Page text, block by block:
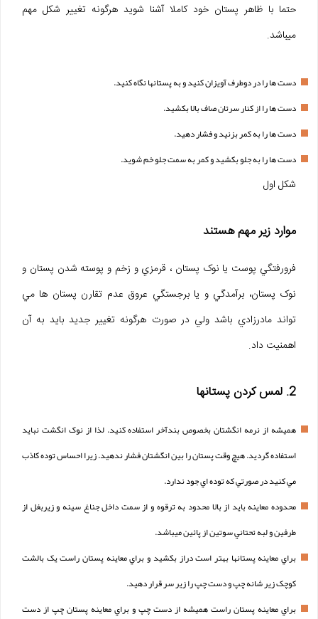
حتما با ظاهر پستان خود کاملا آشنا شويد هرگونه تغيير شکل مهم
ميباشد.
دست ها را در دوطرف آويزان کنيد و به پستانها نگاه کنيد.
دست ها را از کنار سرتان صاف بالا بکشيد.
دست ها را به کمر بزنيد و فشار دهيد.
دست ها را به جلو بکشيد و کمر به سمت جلو خم شويد.
شکل اول
موارد زیر مهم هستند
فرورفتگي پوست يا نوک پستان ، قرمزي و زخم و پوسته شدن پستان و
نوک پستان، برآمدگي و يا برجستگي عروق عدم تقارن پستان ها مي
تواند مادرزادي باشد ولي در صورت هرگونه تغيير جديد بايد به آن
اهمنيت داد.
2. لمس کردن پستانها
هميشه از نرمه انگشتان بخصوص بندآخر استفاده کنيد. لذا از نوک انگشت نبايد
استفاده گرديد. هيچ وقت پستان را بين انگشتان فشار ندهيد. زيرا احساس توده کاذب
مي کنيد در صورتي که توده اي جود ندارد.
محدوده معاينه بايد از بالا محدود به ترقوه و از سمت داخل جناغ سينه و زيربغل از
طرفين و لبه تحتاني سوتين از پائين ميباشد.
براي معاينه پستانها بهتر است دراز بکشيد و براي معاينه پستان راست يک بالشت
کوچک زير شانه چپ و دست چپ را زير سر قرار دهيد.
براي معاينه پستان راست هميشه از دست چپ و براي معاينه پستان چپ از دست